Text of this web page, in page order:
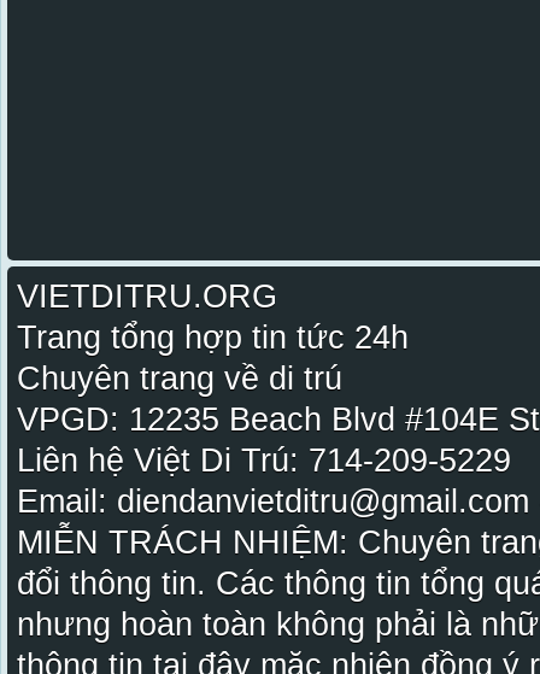
VIETDITRU.ORG
Trang tổng hợp tin tức 24h
Chuyên trang về di trú
VPGD: 12235 Beach Blvd #104E
Liên hệ Việt Di Trú: 714-209-5229
Email:
MIỄN TRÁCH NHIỆM: Chuyên
đổi thông tin. Các thông tin tổng
nhưng hoàn toàn không phải là
thông tin tại đây mặc nhiên đồng ý